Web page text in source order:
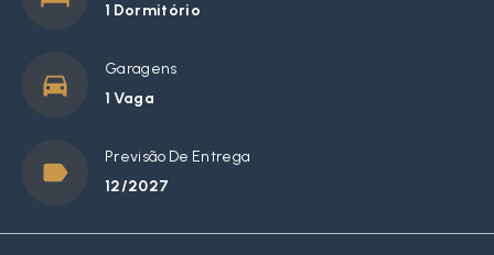
1 Dormitório
Garagens
1 Vaga
Previsão De Entrega
12/2027